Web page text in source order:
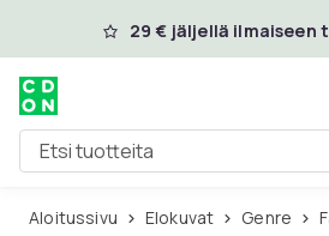
Ohita ja siirry pääsisältöön
29 € jäljellä ilmaiseen
Etsi tuotteita
Aloitussivu Elokuvat Genre